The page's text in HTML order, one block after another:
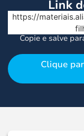
Link
https://
Copie e salve
Clique